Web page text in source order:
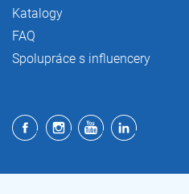
Katalogy
FAQ
Spolupráce s influencery